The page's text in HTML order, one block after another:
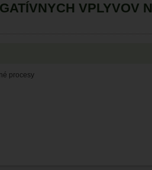
VPLYVOV
procesy